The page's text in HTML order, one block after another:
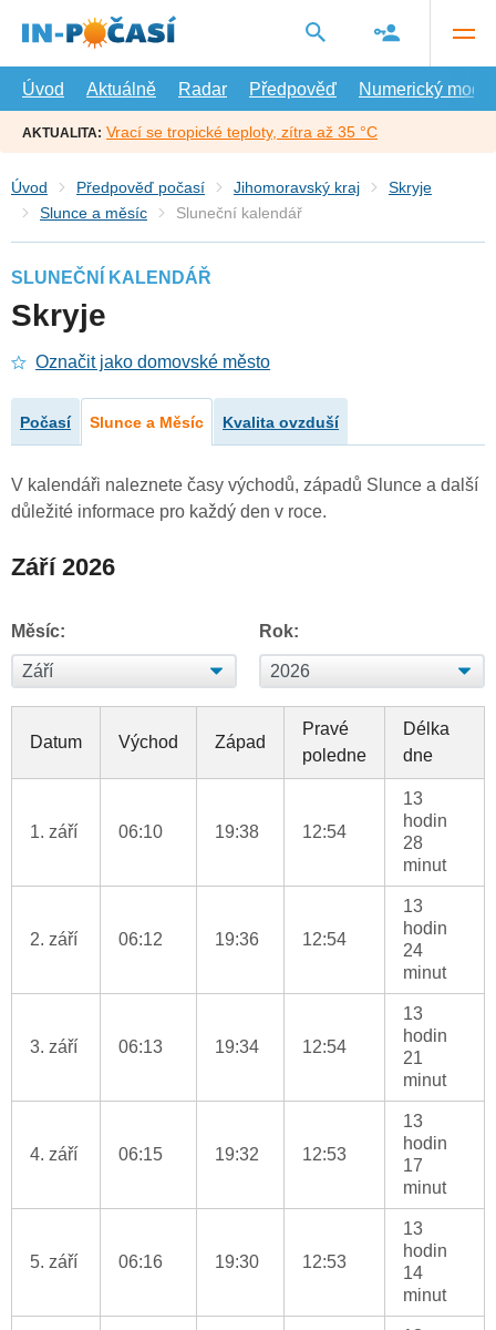
hlavní
Úvod
Aktuálně Radar Předpověď Numerický model
AKTUALITA: Vrací se tropické teploty, zítra až 35 °C
Úvod Předpověď počasí Jihomoravský kraj
Skryje
Slunce a měsíc
Sluneční kalendář
SLUNEČNÍ KALENDÁŘ
Skryje
Označit jako domovské město
Počasí Slunce a Měsíc Kvalita ovzduší
V kalendáři naleznete časy východů, západů Slunce a další
důležité informace pro každý den v roce.
Září 2026
Měsíc: Rok:
Datum Východ Západ
Pravé
poledne
Délka
dne
1. září 06:10 19:38 12:54
13
hodin
28
minut
2. září 06:12 19:36 12:54
13
hodin
24
minut
3. září 06:13 19:34 12:54
13
hodin
21
minut
4. září 06:15 19:32 12:53
13
hodin
17
minut
5. září 06:16 19:30 12:53
13
hodin
14
minut